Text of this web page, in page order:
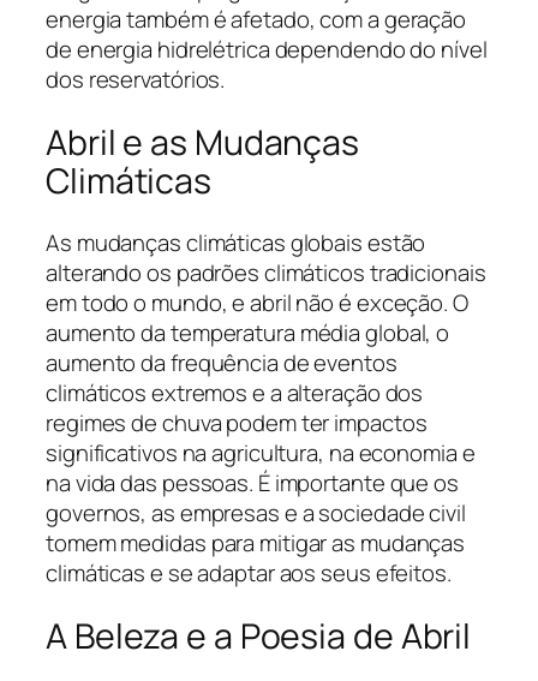
energia também é afetado, com a geração
de energia hidrelétrica dependendo do nível
dos reservatórios.
Abril e as Mudanças
Climáticas
As mudanças climáticas globais estão
alterando os padrões climáticos tradicionais
em todo o mundo, e abril não é exceção. O
aumento da temperatura média global, o
aumento da frequência de eventos
climáticos extremos e a alteração dos
regimes de chuva podem ter impactos
significativos na agricultura, na economia e
na vida das pessoas. É importante que os
governos, as empresas e a sociedade civil
tomem medidas para mitigar as mudanças
climáticas e se adaptar aos seus efeitos.
A Beleza e a Poesia de Abril